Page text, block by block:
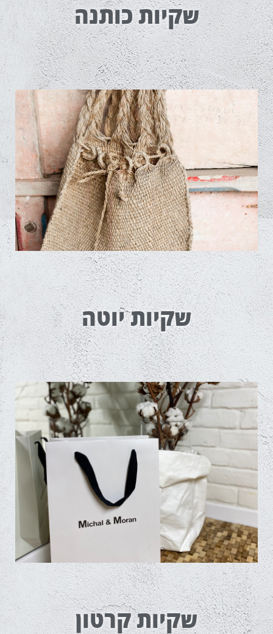
שקיות כותנה
שקיות יוטה
שקיות יוטה
שקיות קרטון
שקיות קרטון